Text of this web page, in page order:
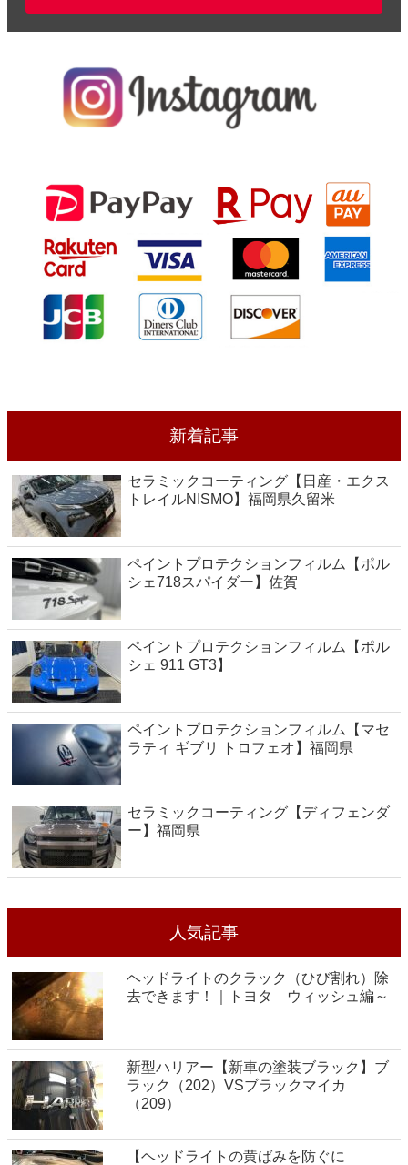
新着記事
セラミックコーティング【日産・エクス
トレイルNISMO】福岡県久留米
ペイントプロテクションフィルム【ポル
シェ718スパイダー】佐賀
ペイントプロテクションフィルム【ポル
シェ 911 GT3】
ペイントプロテクションフィルム【マセ
ラティ ギブリ トロフェオ】福岡県
セラミックコーティング【ディフェンダ
ー】福岡県
人気記事
ヘッドライトのクラック（ひび割れ）除
去できます！｜トヨタ ウィッシュ編～
新型ハリアー【新車の塗装ブラック】ブ
ラック（202）VSブラックマイカ
（209）
【ヘッドライトの黄ばみを防ぐに